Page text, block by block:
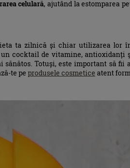
celulară, ajutând la estomparea
ta zilnică și chiar utilizarea lor
cocktail de vitamine, antioxidanți
Totuși, este important să
te pe produsele cosmetice atent